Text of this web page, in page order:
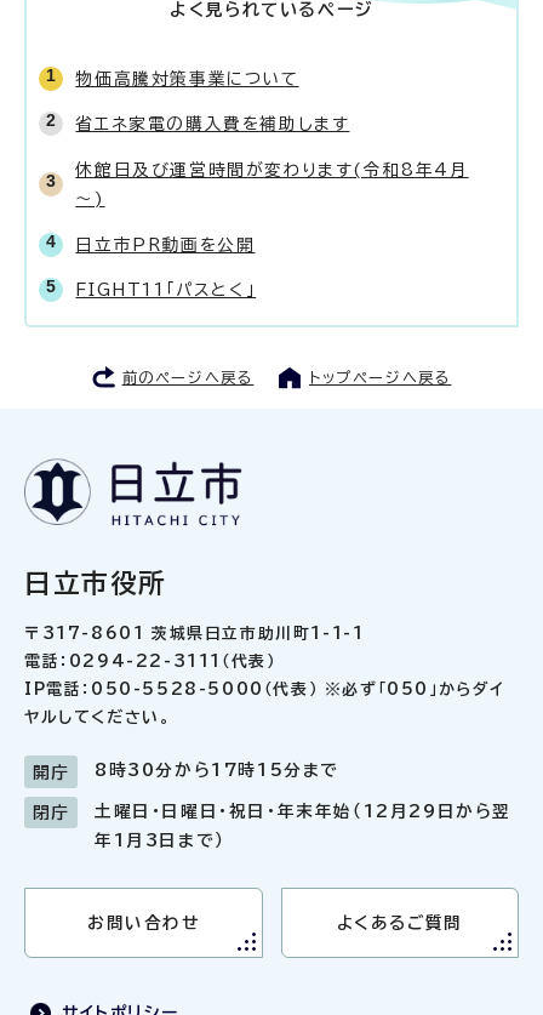
よく見られているページ
物価高騰対策事業について
省エネ家電の購入費を補助します
休館日及び運営時間が変わります(令和8年4月
～)
日立市PR動画を公開
FIGHT11「パスとく」
前のページへ戻る トップページへ戻る
日立市役所
〒317-8601 茨城県日立市助川町1-1-1
電話：0294-22-3111（代表）
IP電話：050-5528-5000（代表） ※必ず「050」からダイ
ヤルしてください。
開庁 8時30分から17時15分まで
閉庁
土曜日・日曜日・祝日・年末年始（12月29日から翌
年1月3日まで）
お問い合わせ よくあるご質問